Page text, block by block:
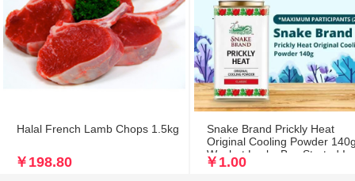
Halal French Lamb Chops 1.5kg
￥198.80
Snake Brand Prickly Heat
Original Cooling Powder
Wechat Lucky Buy Started In
Micromart ..活动支付
￥1.00